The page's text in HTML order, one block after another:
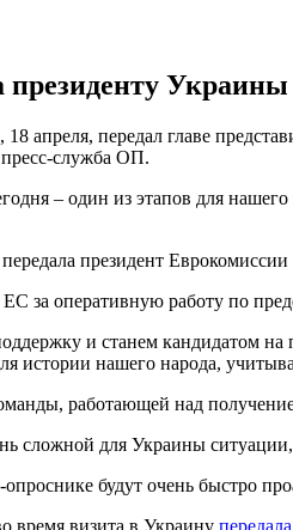
апреля, передал главе
пресс-служба ОП.
– один из этапов для
президент
за оперативную работу по
и станем кандидатом на
истории нашего народа,
работающей над
сложной для Украины
будут очень быстро
время визита в Украину